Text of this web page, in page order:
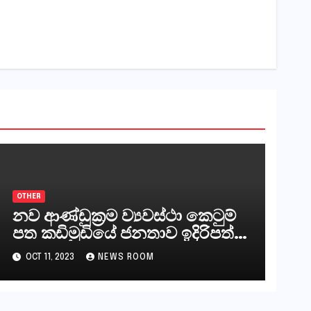
OTHER
නව ආණ්ඩුක්‍රම ව්‍යවස්ථා කෙටුම්
පත කඩිමුඩියේ ජනතාව ඉදිරිපත්
කරන්නේ?
OCT 11, 2023 NEWS ROOM